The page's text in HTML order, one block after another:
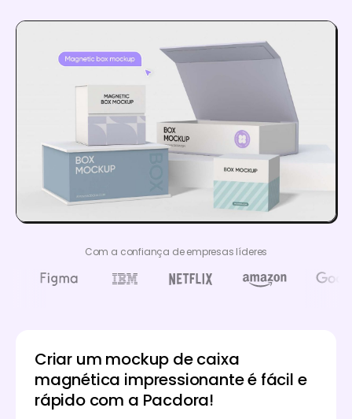
Com a confiança de empresas líderes
Criar um mockup de caixa
magnética impressionante é fácil e
rápido com a Pacdora!